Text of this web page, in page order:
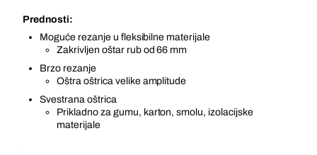
Prednosti:
Moguće rezanje u fleksibilne materijale
Zakrivljen oštar rub od 66 mm
Brzo rezanje
Oštra oštrica velike amplitude
Svestrana oštrica
Prikladno za gumu, karton, smolu, izolacijske
materijale